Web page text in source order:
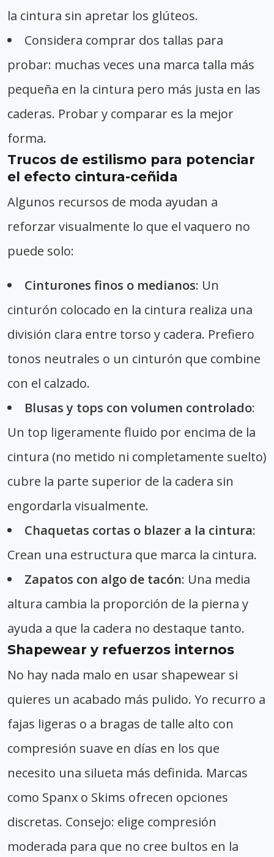
la cintura sin apretar los glúteos.
Considera comprar dos tallas para
probar: muchas veces una marca talla más
pequeña en la cintura pero más justa en las
caderas. Probar y comparar es la mejor
forma.
Trucos de estilismo para potenciar
el efecto cintura-ceñida
Algunos recursos de moda ayudan a
reforzar visualmente lo que el vaquero no
puede solo:
Cinturones finos o medianos: Un
cinturón colocado en la cintura realiza una
división clara entre torso y cadera. Prefiero
tonos neutrales o un cinturón que combine
con el calzado.
Blusas y tops con volumen controlado:
Un top ligeramente fluido por encima de la
cintura (no metido ni completamente suelto)
cubre la parte superior de la cadera sin
engordarla visualmente.
Chaquetas cortas o blazer a la cintura:
Crean una estructura que marca la cintura.
Zapatos con algo de tacón: Una media
altura cambia la proporción de la pierna y
ayuda a que la cadera no destaque tanto.
Shapewear y refuerzos internos
No hay nada malo en usar shapewear si
quieres un acabado más pulido. Yo recurro a
fajas ligeras o a bragas de talle alto con
compresión suave en días en los que
necesito una silueta más definida. Marcas
como Spanx o Skims ofrecen opciones
discretas. Consejo: elige compresión
moderada para que no cree bultos en la